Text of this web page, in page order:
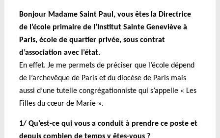
Bonjour Madame Saint Paul, vous êtes la Directrice
de l’école primaire de l’Institut Sainte Geneviève à
Paris, école de quartier privée, sous contrat
d’association avec l’état.
En effet. Je me permets de préciser que l’école dépend
de l’archevêque de Paris et du diocèse de Paris mais
aussi d’une tutelle congrégationniste qui s’appelle « Les
Filles du cœur de Marie ».
1/ Qu’est-ce qui vous a conduit à prendre ce poste et